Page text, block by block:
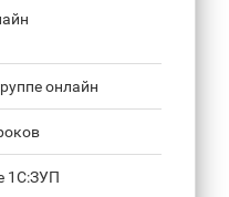
онлайн
1С:ЗУП